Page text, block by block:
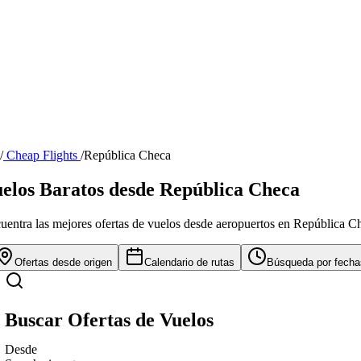
/Cheap Flights /República Checa
Baratos desde República Checa
las mejores ofertas de vuelos desde aeropuertos en República
Ofertas desde origen Calendario de rutas Búsqueda por
Buscar Ofertas de Vuelos
Desde